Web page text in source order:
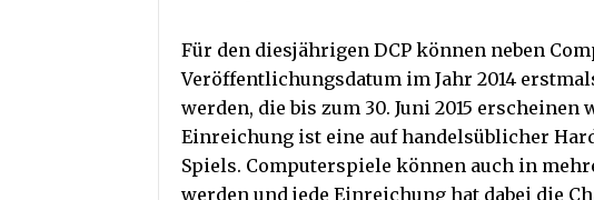
Für den diesjährigen DCP können neben
Veröffentlichungsdatum im Jahr 2014
werden, die bis zum 30. Juni 2015 erscheinen
Einreichung ist eine auf handelsüblicher
Spiels. Computerspiele können auch in
werden und jede Einreichung hat dabei die